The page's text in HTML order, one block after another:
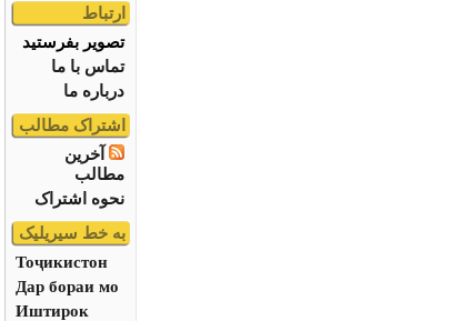
ارتباط
تصویر بفرستید
تماس با ما
درباره ما
اشتراک مطالب
آخرین
مطالب
نحوه اشتراک
به خط سیریلیک
Тоҷикистон
Дар бораи мо
Иштирок